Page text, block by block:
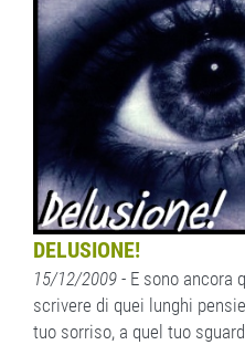
DELUSIONE!
15/12/2009 - E sono ancora
scrivere di quei lunghi
tuo sorriso, a quel tuo